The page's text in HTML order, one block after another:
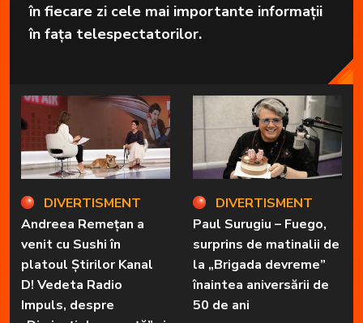
în fiecare zi cele mai importante informații
în fața telespectatorilor.
DIVERTISMENT
Andreea Remețan a
venit cu Sushi în
platoul Știrilor Kanal
D! Vedeta Radio
Impuls, despre
DIVERTISMENT
Paul Surugiu – Fuego,
surprins de matinalii de
la „Brigada devreme”
înaintea aniversării de
50 de ani